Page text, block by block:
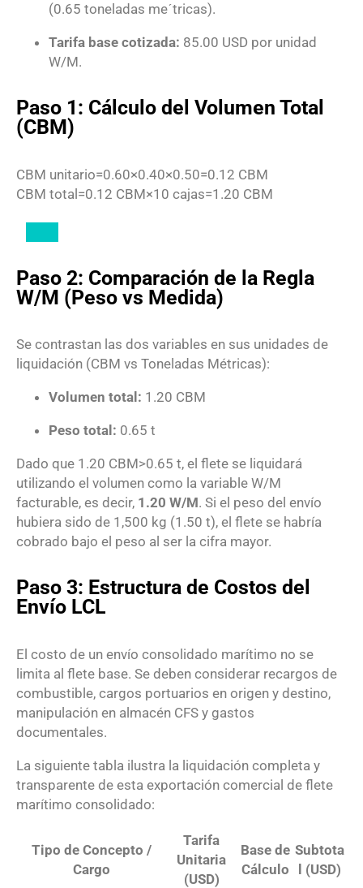
(0.65 toneladas meˊtricas).
Tarifa base cotizada: 85.00 USD por unidad
W/M.
Paso 1: Cálculo del Volumen Total
(CBM)
CBM unitario=0.60×0.40×0.50=0.12 CBM
CBM total=0.12 CBM×10 cajas=1.20 CBM
Paso 2: Comparación de la Regla
W/M (Peso vs Medida)
Se contrastan las dos variables en sus unidades de
liquidación (CBM vs Toneladas Métricas):
Volumen total: 1.20 CBM
Peso total: 0.65 t
Dado que 1.20 CBM>0.65 t, el flete se liquidará
utilizando el volumen como la variable W/M
facturable, es decir, 1.20 W/M. Si el peso del envío
hubiera sido de 1 ,500 kg (1.50 t), el flete se habría
cobrado bajo el peso al ser la cifra mayor.
Paso 3: Estructura de Costos del
Envío LCL
El costo de un envío consolidado marítimo no se
limita al flete base. Se deben considerar recargos de
combustible, cargos portuarios en origen y destino,
manipulación en almacén CFS y gastos
documentales.
La siguiente tabla ilustra la liquidación completa y
transparente de esta exportación comercial de flete
marítimo consolidado:
Tipo de Concepto /
Cargo
Tarifa
Unitaria
(USD)
Base de
Cálculo
Subtota
l (USD)